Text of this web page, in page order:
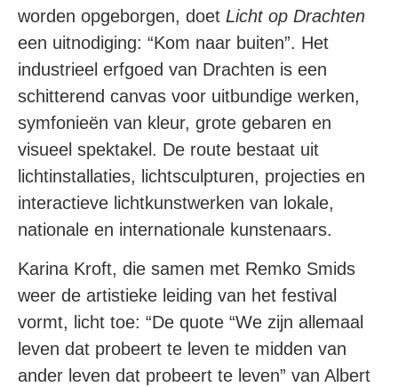
worden opgeborgen, doet Licht op Drachten
een uitnodiging: “Kom naar buiten”. Het
industrieel erfgoed van Drachten is een
schitterend canvas voor uitbundige werken,
symfonieën van kleur, grote gebaren en
visueel spektakel. De route bestaat uit
lichtinstallaties, lichtsculpturen, projecties en
interactieve lichtkunstwerken van lokale,
nationale en internationale kunstenaars.
Karina Kroft, die samen met Remko Smids
weer de artistieke leiding van het festival
vormt, licht toe: “De quote “We zijn allemaal
leven dat probeert te leven te midden van
ander leven dat probeert te leven” van Albert